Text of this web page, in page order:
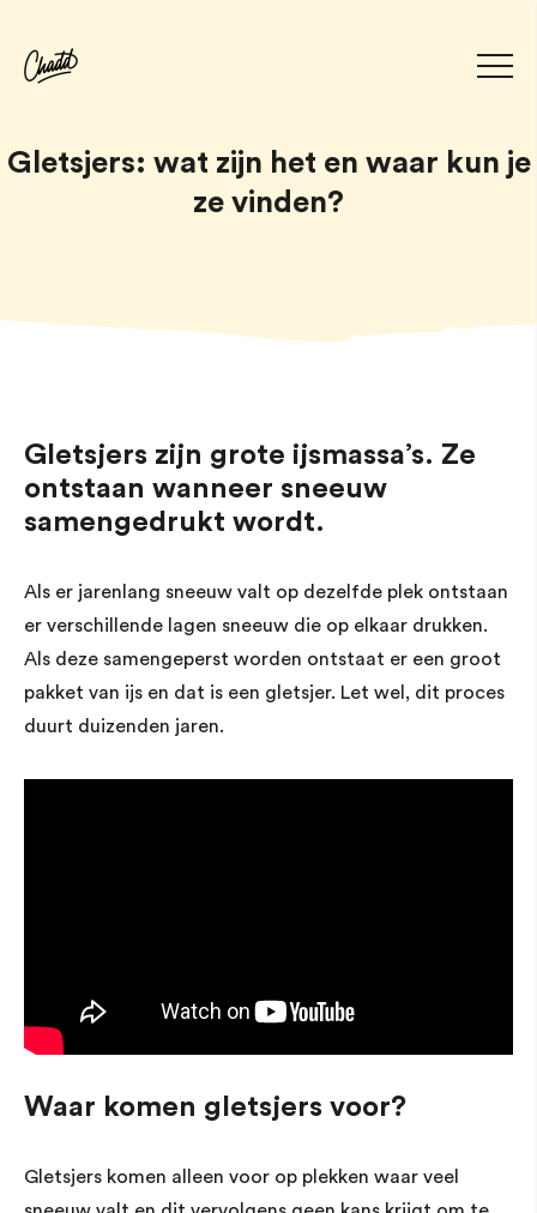
Gletsjers: wat zijn het en waar kun je
ze vinden?
Gletsjers zijn grote ijsmassa’s. Ze
ontstaan wanneer sneeuw
samengedrukt wordt.
Als er jarenlang sneeuw valt op dezelfde plek ontstaan
er verschillende lagen sneeuw die op elkaar drukken.
Als deze samengeperst worden ontstaat er een groot
pakket van ijs en dat is een gletsjer. Let wel, dit proces
duurt duizenden jaren.
Waar komen gletsjers voor?
Gletsjers komen alleen voor op plekken waar veel